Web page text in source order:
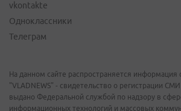
vkontakte
Одноклассники
Телеграм
На данном сайте распространяется информация
"VLADNEWS" - свидетельство о регистрации
выдано Федеральной службой по надзору в
информационных технологий и массовых